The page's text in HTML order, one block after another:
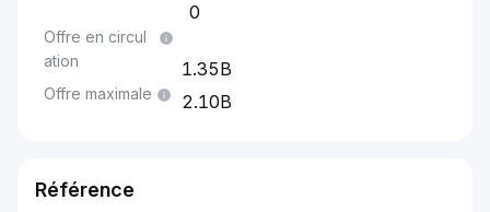
0
Offre en circul
ation
1.35B
Offre maximale 2.10B
Référence